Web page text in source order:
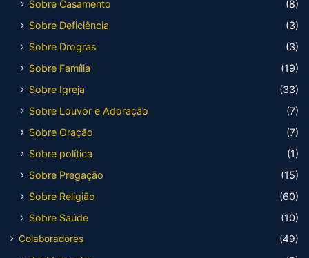
Sobre Casamento
(8)
Sobre Deficiência
(3)
Sobre Drogras
(3)
Sobre Família
(19)
Sobre Igreja
(33)
Sobre Louvor e Adoração
(7)
Sobre Oração
(7)
Sobre política
(1)
Sobre Pregação
(15)
Sobre Religião
(60)
Sobre Saúde
(10)
Colaboradores (49)